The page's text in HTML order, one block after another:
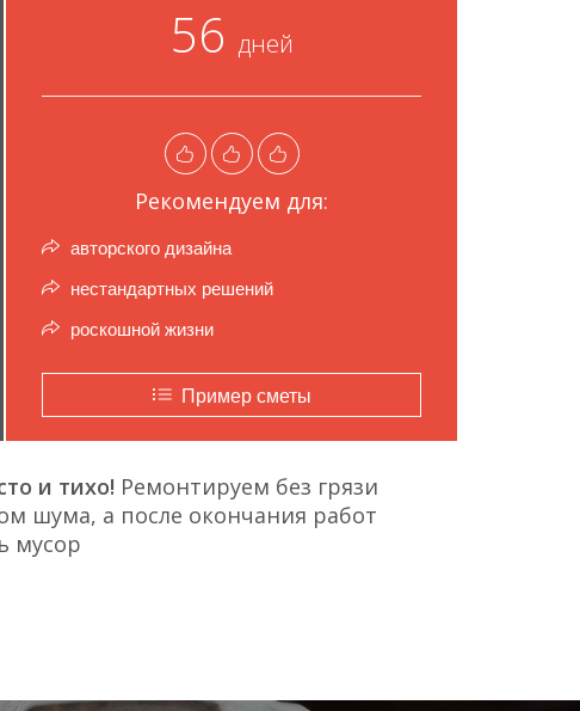
56 дней
Рекомендуем для:
авторского дизайна
нестандартных решений
роскошной жизни
Пример сметы
и тихо! Ремонтируем без грязи
шума, а после окончания работ
мусор